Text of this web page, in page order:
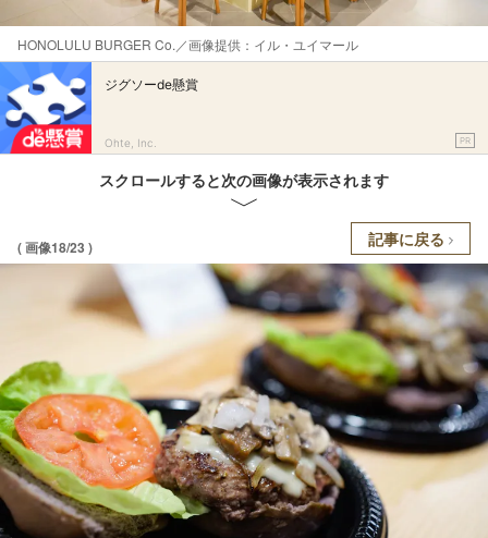
HONOLULU BURGER Co.／画像提供：イル・ユイマール
ジグソーde懸賞
Ohte, Inc. PR
スクロールすると次の画像が表示されます
( 画像18/23 ) 記事に戻る